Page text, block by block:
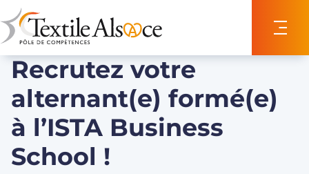
Recrutez votre
alternant(e) formé(e)
à l’ISTA Business
School !
Panneau de gestion des cookies